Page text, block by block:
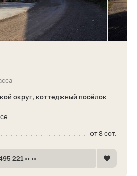
округ, коттеджный посёлок
от 8 сот.
221 •• ••